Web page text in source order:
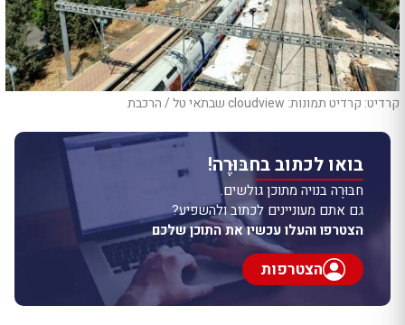
קרדיט: קרדיט תמונות: cloudview שבתאי טל / הרכבת
בואו לכתוב בחבּוּרֶה!
חבּוּרֶה בנויה מתוכן גולשים.
גם אתם מעוניינים לכתוב ולהשפיע?
הצטרפו והעלו עכשיו את התוכן שלכם
הצטרפות